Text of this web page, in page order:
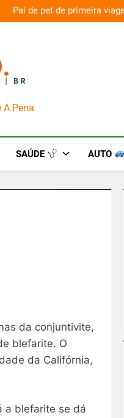
Pai de pet de primeira
A Pena
SAÚDE AUTO
da conjuntivite,
blefarite. O
da Califórnia,
a blefarite se dá